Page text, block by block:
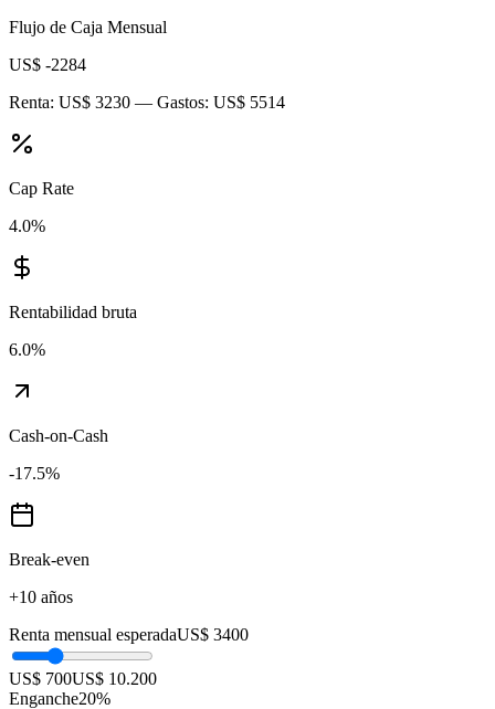
Flujo de Caja Mensual
US$ -2284
Renta: US$ 3230 — Gastos: US$ 5514
Cap Rate
4.0%
Rentabilidad bruta
6.0%
Cash-on-Cash
-17.5%
Break-even
+10 años
Renta mensual esperadaUS$ 3400
US$ 700US$ 10.200
Enganche20%